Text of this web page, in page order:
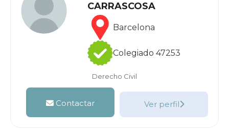
CARRASCOSA
Barcelona
Colegiado 47253
Derecho Civil
Contactar Ver perfil